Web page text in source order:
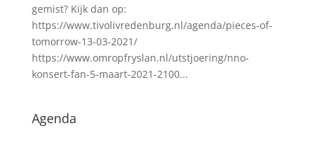
gemist? Kijk dan op:
https://www.tivolivredenburg.nl/agenda/pieces-of-
tomorrow-13-03-2021/
https://www.omropfryslan.nl/utstjoering/nno-
konsert-fan-5-maart-2021-2100...
Agenda